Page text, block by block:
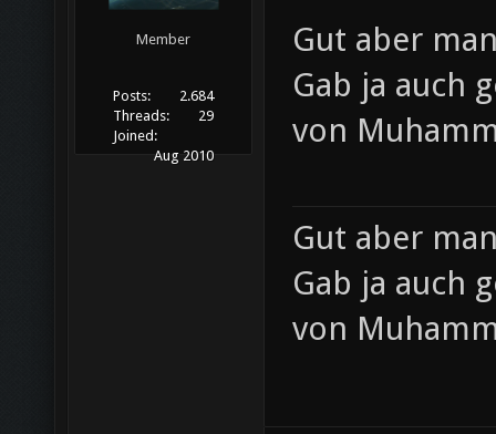
Member
Posts:
2.684
Threads:
29
Joined:
Aug 2010
Gut aber
Gab ja auch
von
Gut aber
Gab ja auch
von